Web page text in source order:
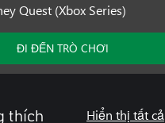
Quest (Xbox Series)
ĐI ĐẾN TRÒ CHƠI
thích Hiển thị tất cả